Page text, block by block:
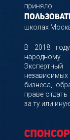
приняло
школах
В 2018
бизнеса,
праве
за ту или